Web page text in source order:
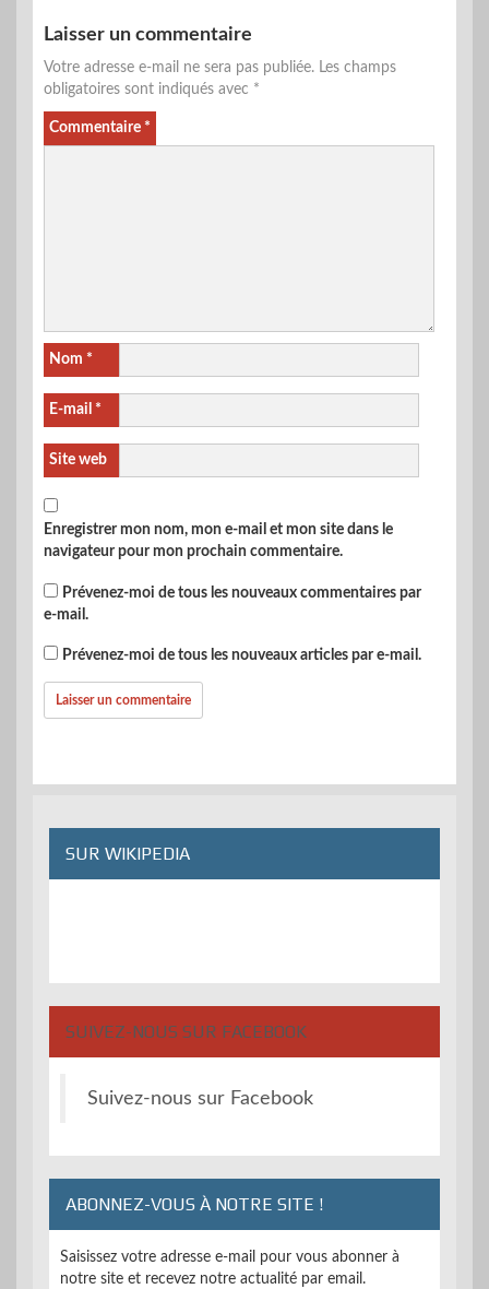
Laisser un commentaire
Votre adresse e-mail ne sera pas publiée. Les champs
obligatoires sont indiqués avec *
Commentaire *
Nom *
E-mail *
Site web
Enregistrer mon nom, mon e-mail et mon site dans le
navigateur pour mon prochain commentaire.
Prévenez-moi de tous les nouveaux commentaires par
e-mail.
Prévenez-moi de tous les nouveaux articles par e-mail.
SUR WIKIPEDIA
SUIVEZ-NOUS SUR FACEBOOK
Suivez-nous sur Facebook
ABONNEZ-VOUS À NOTRE SITE !
Saisissez votre adresse e-mail pour vous abonner à
notre site et recevez notre actualité par email.